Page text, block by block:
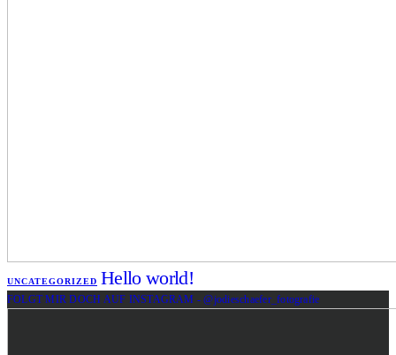
UNCATEGORIZED Hello world!
FOLGT MIR DOCH AUF INSTAGRAM - @jodieschaefer_fotografie